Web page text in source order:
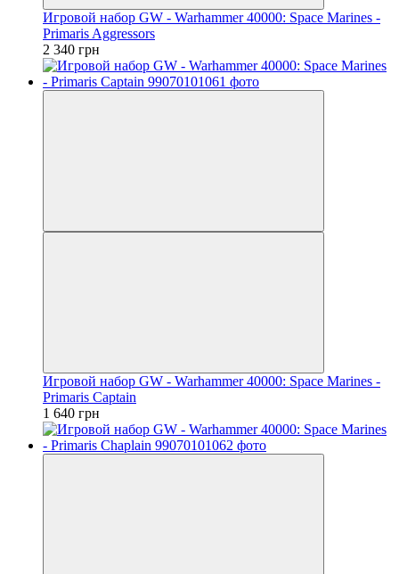
Игровой набор GW - Warhammer 40000: Space Marines -
Primaris Aggressors
2 340 грн
Игровой набор GW - Warhammer 40000: Space Marines -
Primaris Captain
1 640 грн